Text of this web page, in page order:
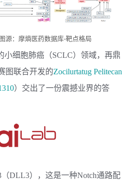
源：摩熵医药数据库-靶点格局
细胞肺癌（SCLC）领域， 再鼎
图联合开发的Zocilurtatug Pelitecan
）交出了一份震撼业界的答
DLL3），这是一种Notch通路配